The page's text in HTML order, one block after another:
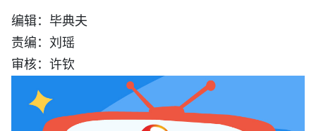
编辑：毕典夫
责编：刘瑶
审核：许钦